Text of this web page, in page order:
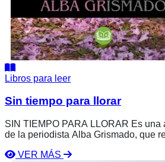
Libros para leer
Sin tiempo para llorar
SIN TIEMPO PARA LLORAR Es una
de la periodista Alba Grismado, que
de haber dado todo y enfrentar
VER MÁS